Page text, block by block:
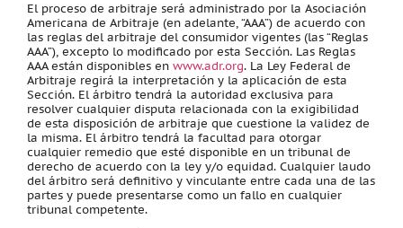
El proceso de arbitraje será administrado por la Asociación
Americana de Arbitraje (en adelante, “AAA”) de acuerdo con
las reglas del arbitraje del consumidor vigentes (las “Reglas
AAA”), excepto lo modificado por esta Sección. Las Reglas
AAA están disponibles en www.adr.org. La Ley Federal de
Arbitraje regirá la interpretación y la aplicación de esta
Sección. El árbitro tendrá la autoridad exclusiva para
resolver cualquier disputa relacionada con la exigibilidad
de esta disposición de arbitraje que cuestione la validez de
la misma. El árbitro tendrá la facultad para otorgar
cualquier remedio que esté disponible en un tribunal de
derecho de acuerdo con la ley y/o equidad. Cualquier laudo
del árbitro será definitivo y vinculante entre cada una de las
partes y puede presentarse como un fallo en cualquier
tribunal competente.